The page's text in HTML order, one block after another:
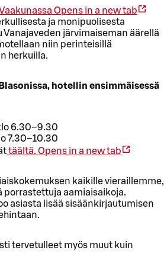
Opens in a new tab
ja monipuolisesta
järvimaiseman äärellä
niin perinteisillä
herkuilla.
hotellin ensimmäisessä
6.30–9.30
7.30–10.30
täältä. Opens in a new tab
kaikille vieraillemme,
aamiaisaikoja.
asiasta lisää sisäänkirjautumisen
tervetulleet myös muut kuin